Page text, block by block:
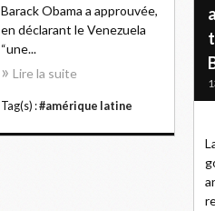
Barack Obama a approuvée,
en déclarant le Venezuela
“une...
Lire la suite
Tag(s) :#amérique latine